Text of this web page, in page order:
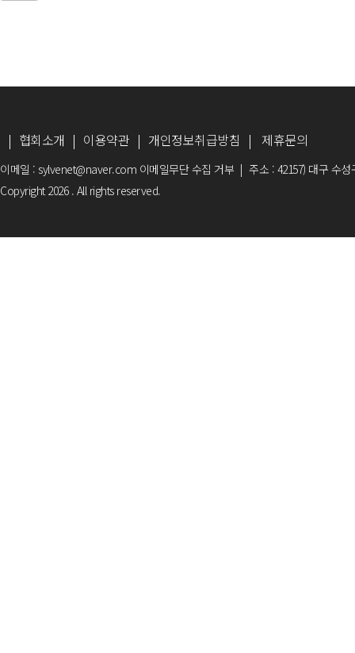
| 협회소개 | 이용약관 | 개인정보취급방침 | 제휴문의
이메일 : sylvenet@naver.com 이메일무단 수집 거부 | 주소 : 42157) 대구 수
Copyright 2026 . All rights reserved.